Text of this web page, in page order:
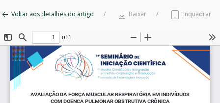
Voltar aos detalhes do artigo Baixar Enquadrar